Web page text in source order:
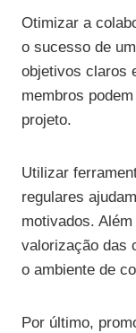
Otimizar a
o sucesso de
objetivos claros
membros
projeto.
Utilizar
regulares
motivados.
valorização das
o ambiente de
Por último,